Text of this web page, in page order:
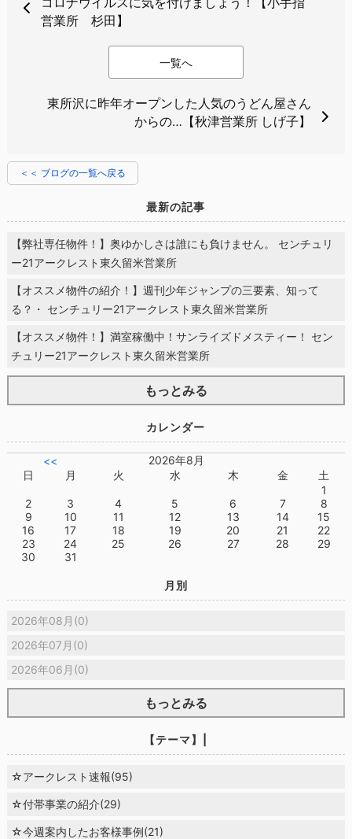
コロナウイルスに気を付けましょう！【小手指
営業所 杉田】
一覧へ
東所沢に昨年オープンした人気のうどん屋さん
からの…【秋津営業所 しげ子】
＜＜ ブログの一覧へ戻る
最新の記事
【弊社専任物件！】奥ゆかしさは誰にも負けません。 センチュリ
ー21アークレスト東久留米営業所
【オススメ物件の紹介！】週刊少年ジャンプの三要素、知って
る？・ センチュリー21アークレスト東久留米営業所
【オススメ物件！】満室稼働中！サンライズドメスティー！ セン
チュリー21アークレスト東久留米営業所
もっとみる
カレンダー
<<
2026年8月
日
月 火 水 木 金
土
1
2
3 4 5 6 7
8
9
10 11 12 13 14
15
16
17 18 19 20 21
22
23
24 25 26 27 28
29
30
31
月別
2026年08月(0)
2026年07月(0)
2026年06月(0)
もっとみる
【テーマ】|
☆アークレスト速報(95)
☆付帯事業の紹介(29)
☆今週案内したお客様事例(21)